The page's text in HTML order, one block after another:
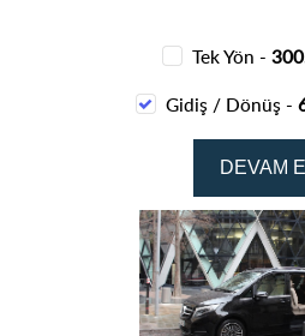
Tek Yön -
Gidiş / Dönüş -